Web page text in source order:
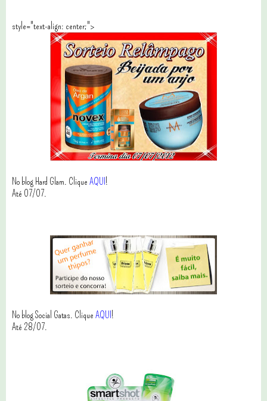
style="text-align: center;">
No blog Hard Glam. Clique AQUI!
Até 07/07.
No blog Social Gatas. Clique AQUI!
Até 28/07.